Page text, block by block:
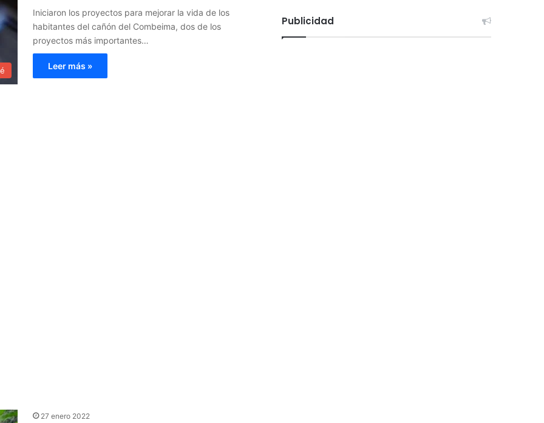
Iniciaron los proyectos para mejorar la vida de los
habitantes del cañón del Combeima, dos de los
proyectos más importantes…
Leer más »
27 enero 2022
Publicidad